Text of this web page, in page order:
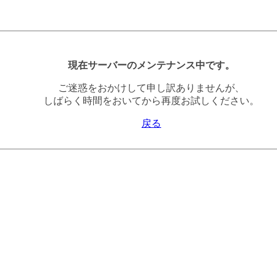
現在サーバーのメンテナンス中です。
ご迷惑をおかけして申し訳ありませんが、
しばらく時間をおいてから再度お試しください。
戻る